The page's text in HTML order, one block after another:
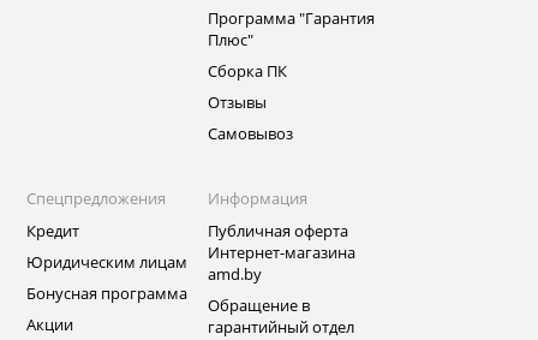
Программа "Гарантия
Плюс"
Сборка ПК
Отзывы
Самовывоз
Спецпредложения
Кредит
Юридическим лицам
Бонусная программа
Акции
Информация
Публичная оферта
Интернет-магазина
amd.by
Обращение в
гарантийный отдел